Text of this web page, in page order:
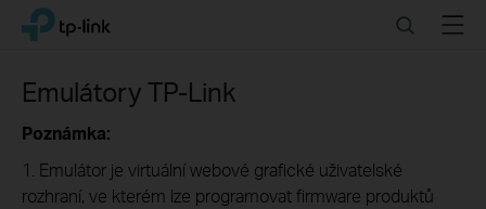
Click
navigation
TP-Link, Reliably Smart SearchMenu
Emulátory TP-Link
Poznámka:
1. Emulátor je virtuální webové grafické uživatelské
rozhraní, ve kterém lze programovat firmware produktů